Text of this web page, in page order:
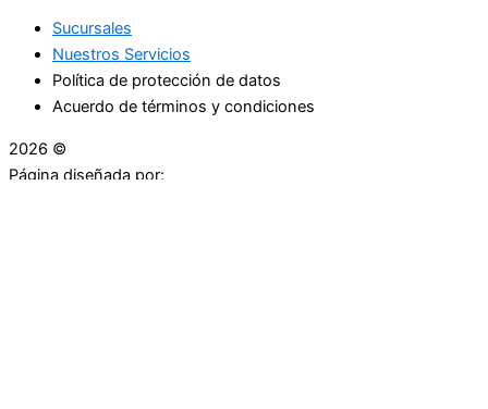
Sucursales
Nuestros Servicios
Política de protección de datos
Acuerdo de términos y condiciones
2026 ©
Página diseñada por: